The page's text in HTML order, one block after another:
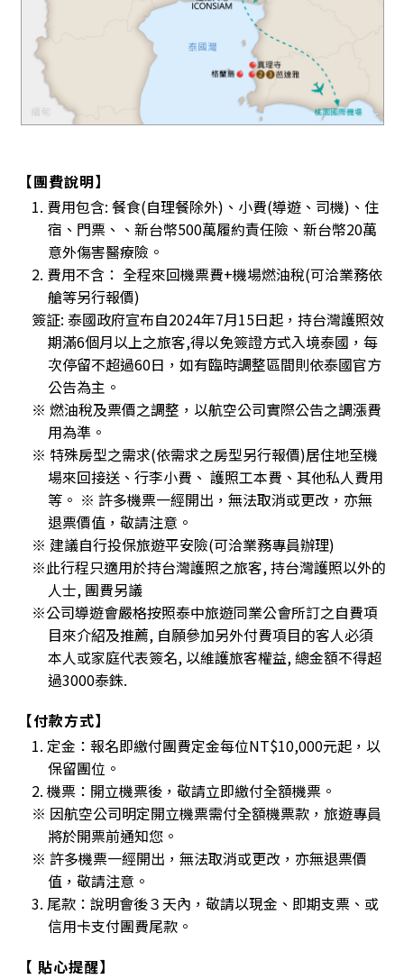
【團費說明】
1. 費用包含: 餐食(自理餐除外)、小費(導遊、司機)、住
宿、門票、、新台幣500萬履約責任險、新台幣20萬
意外傷害醫療險。
2. 費用不含： 全程來回機票費+機場燃油稅(可洽業務依
艙等另行報價)
簽証: 泰國政府宣布自2024年7月15日起，持台灣護照效
期滿6個月以上之旅客,得以免簽證方式入境泰國，每
次停留不超過60日，如有臨時調整區間則依泰國官方
公告為主。
※ 燃油稅及票價之調整，以航空公司實際公告之調漲費
用為準。
※ 特殊房型之需求(依需求之房型另行報價)居住地至機
場來回接送、行李小費、 護照工本費、其他私人費用
等。 ※ 許多機票一經開出，無法取消或更改，亦無
退票價值，敬請注意。
※ 建議自行投保旅遊平安險(可洽業務專員辦理)
※此行程只適用於持台灣護照之旅客, 持台灣護照以外的
人士, 團費另議
※公司導遊會嚴格按照泰中旅遊同業公會所訂之自費項
目來介紹及推薦, 自願參加另外付費項目的客人必須
本人或家庭代表簽名, 以維護旅客權益, 總金額不得超
過3000泰銖.
【付款方式】
1. 定金：報名即繳付團費定金每位NT$10,000元起，以
保留團位。
2. 機票：開立機票後，敬請立即繳付全額機票。
※ 因航空公司明定開立機票需付全額機票款，旅遊專員
將於開票前通知您。
※ 許多機票一經開出，無法取消或更改，亦無退票價
值，敬請注意。
3. 尾款：說明會後３天內，敬請以現金、即期支票、或
信用卡支付團費尾款。
【 貼心提醒】